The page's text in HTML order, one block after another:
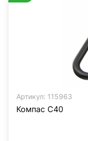
Артикул: 115963
Компас C40